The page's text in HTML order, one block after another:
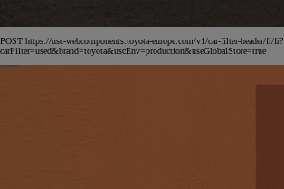
POST https://usc-webcomponents.toyota-europe.com/v1/car-filter-header/fr/fr?
carFilter=used&brand=toyota&uscEnv=production&useGlobalStore=true